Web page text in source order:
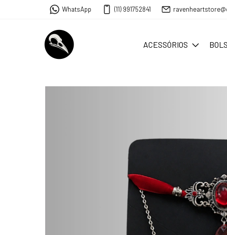
WhatsApp (11) 991752841
ACESSÓRIOS